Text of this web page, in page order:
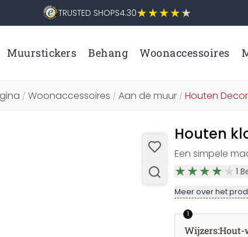
TRUSTED SHOPS4.30
Muurstickers Behang Woonaccessoires
/ Woonaccessoires / Aan de muur/ Houten
Houten
Een simpele
1
Meer over het
1
Wijzers:Hout-